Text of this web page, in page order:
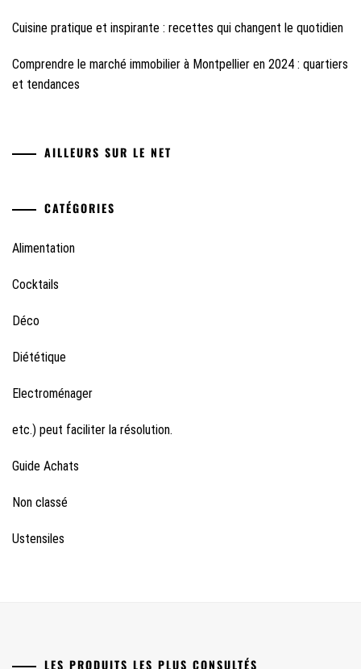
Cuisine pratique et inspirante : recettes qui changent le quotidien
Comprendre le marché immobilier à Montpellier en 2024 : quartiers
et tendances
AILLEURS SUR LE NET
CATÉGORIES
Alimentation
Cocktails
Déco
Diététique
Electroménager
etc.) peut faciliter la résolution.
Guide Achats
Non classé
Ustensiles
LES PRODUITS LES PLUS CONSULTÉS